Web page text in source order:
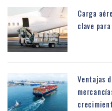
Carga
clave
Ventajas